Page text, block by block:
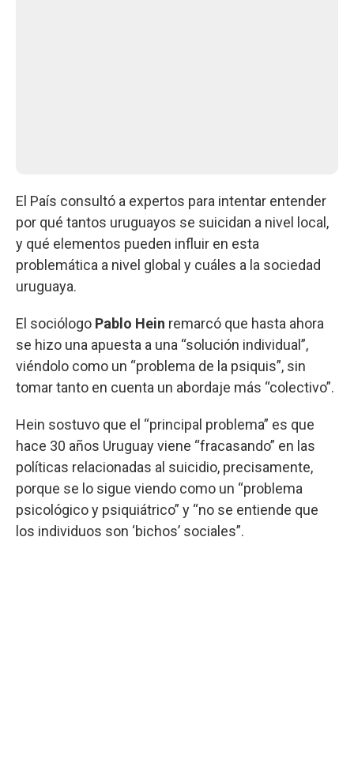
El País consultó a expertos para intentar entender
por qué tantos uruguayos se suicidan a nivel local,
y qué elementos pueden influir en esta
problemática a nivel global y cuáles a la sociedad
uruguaya.
El sociólogo Pablo Hein remarcó que hasta ahora
se hizo una apuesta a una “solución individual”,
viéndolo como un “problema de la psiquis”, sin
tomar tanto en cuenta un abordaje más “colectivo”.
Hein sostuvo que el “principal problema” es que
hace 30 años Uruguay viene “fracasando” en las
políticas relacionadas al suicidio, precisamente,
porque se lo sigue viendo como un “problema
psicológico y psiquiátrico” y “no se entiende que
los individuos son ‘bichos’ sociales”.